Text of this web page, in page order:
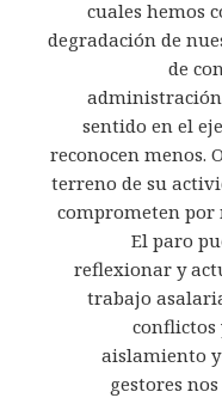
cuales hemos
degradación de
de
sentido en el
reconocen menos.
terreno de su
comprometen por
El paro
reflexionar y
trabajo
conflictos
aislamiento
gestores